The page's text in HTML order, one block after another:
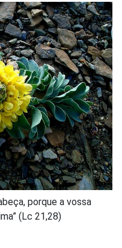
porque a vossa
(Lc 21,28)